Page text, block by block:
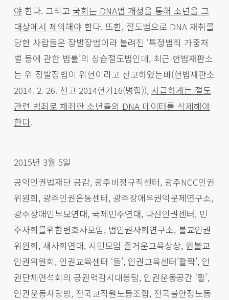
야 한다. 그리고 국회는 DNA법 개정을 통해 소년을 그
대상에서 제외해야 한다. 또한, 절도범으로 DNA 채취를
당한 사람들은 장발장법이라 불려진 ‘특정범죄 가중처
벌 등에 관한 법률’의 상습절도범인데, 최근 헌법재판소
는 위 장발장법이 위헌이라고 선고하였는바(헌법재판소
2014. 2. 26. 선고 2014헌가16(병합)), 시급하게는 절도
관련 범죄로 채취한 소년들의 DNA 데이터를 삭제해야
한다.
2015년 3월 5일
공익인권법재단 공감, 광주비정규직센터, 광주NCC인권
위원회, 광주인권운동센터, 광주장애우권익문제연구소,
광주장애인부모연대, 국제민주연대, 다산인권센터, 민
주사회를위한변호사모임, 법인권사회연구소, 불교인권
위원회, 새사회연대, 시민모임 즐거운교육상상, 원불교
인권위원회, 인권교육센터 ‘들’, 인권교육센터’활짝’, 인
권단체연석회의 공권력감시대응팀, 인권운동공간 ‘활’,
인권운동사랑방, 전국교직원노동조합, 전국불안정노동